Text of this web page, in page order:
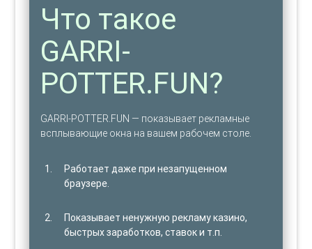
Что такое
GARRI-
POTTER.FUN?
GARRI-POTTER.FUN — показывает рекламные
всплывающие окна на вашем рабочем столе.
Работает даже при незапущенном
браузере.
Показывает ненужную рекламу казино,
быстрых заработков, ставок и т.п.